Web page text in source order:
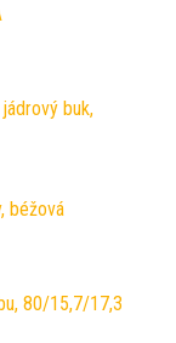
Kč.
3 625 Kč.
buk,
999 Kč.
je: 15 539 Kč.
béžová
Kč.
2 804 Kč.
80/15,7/17,3